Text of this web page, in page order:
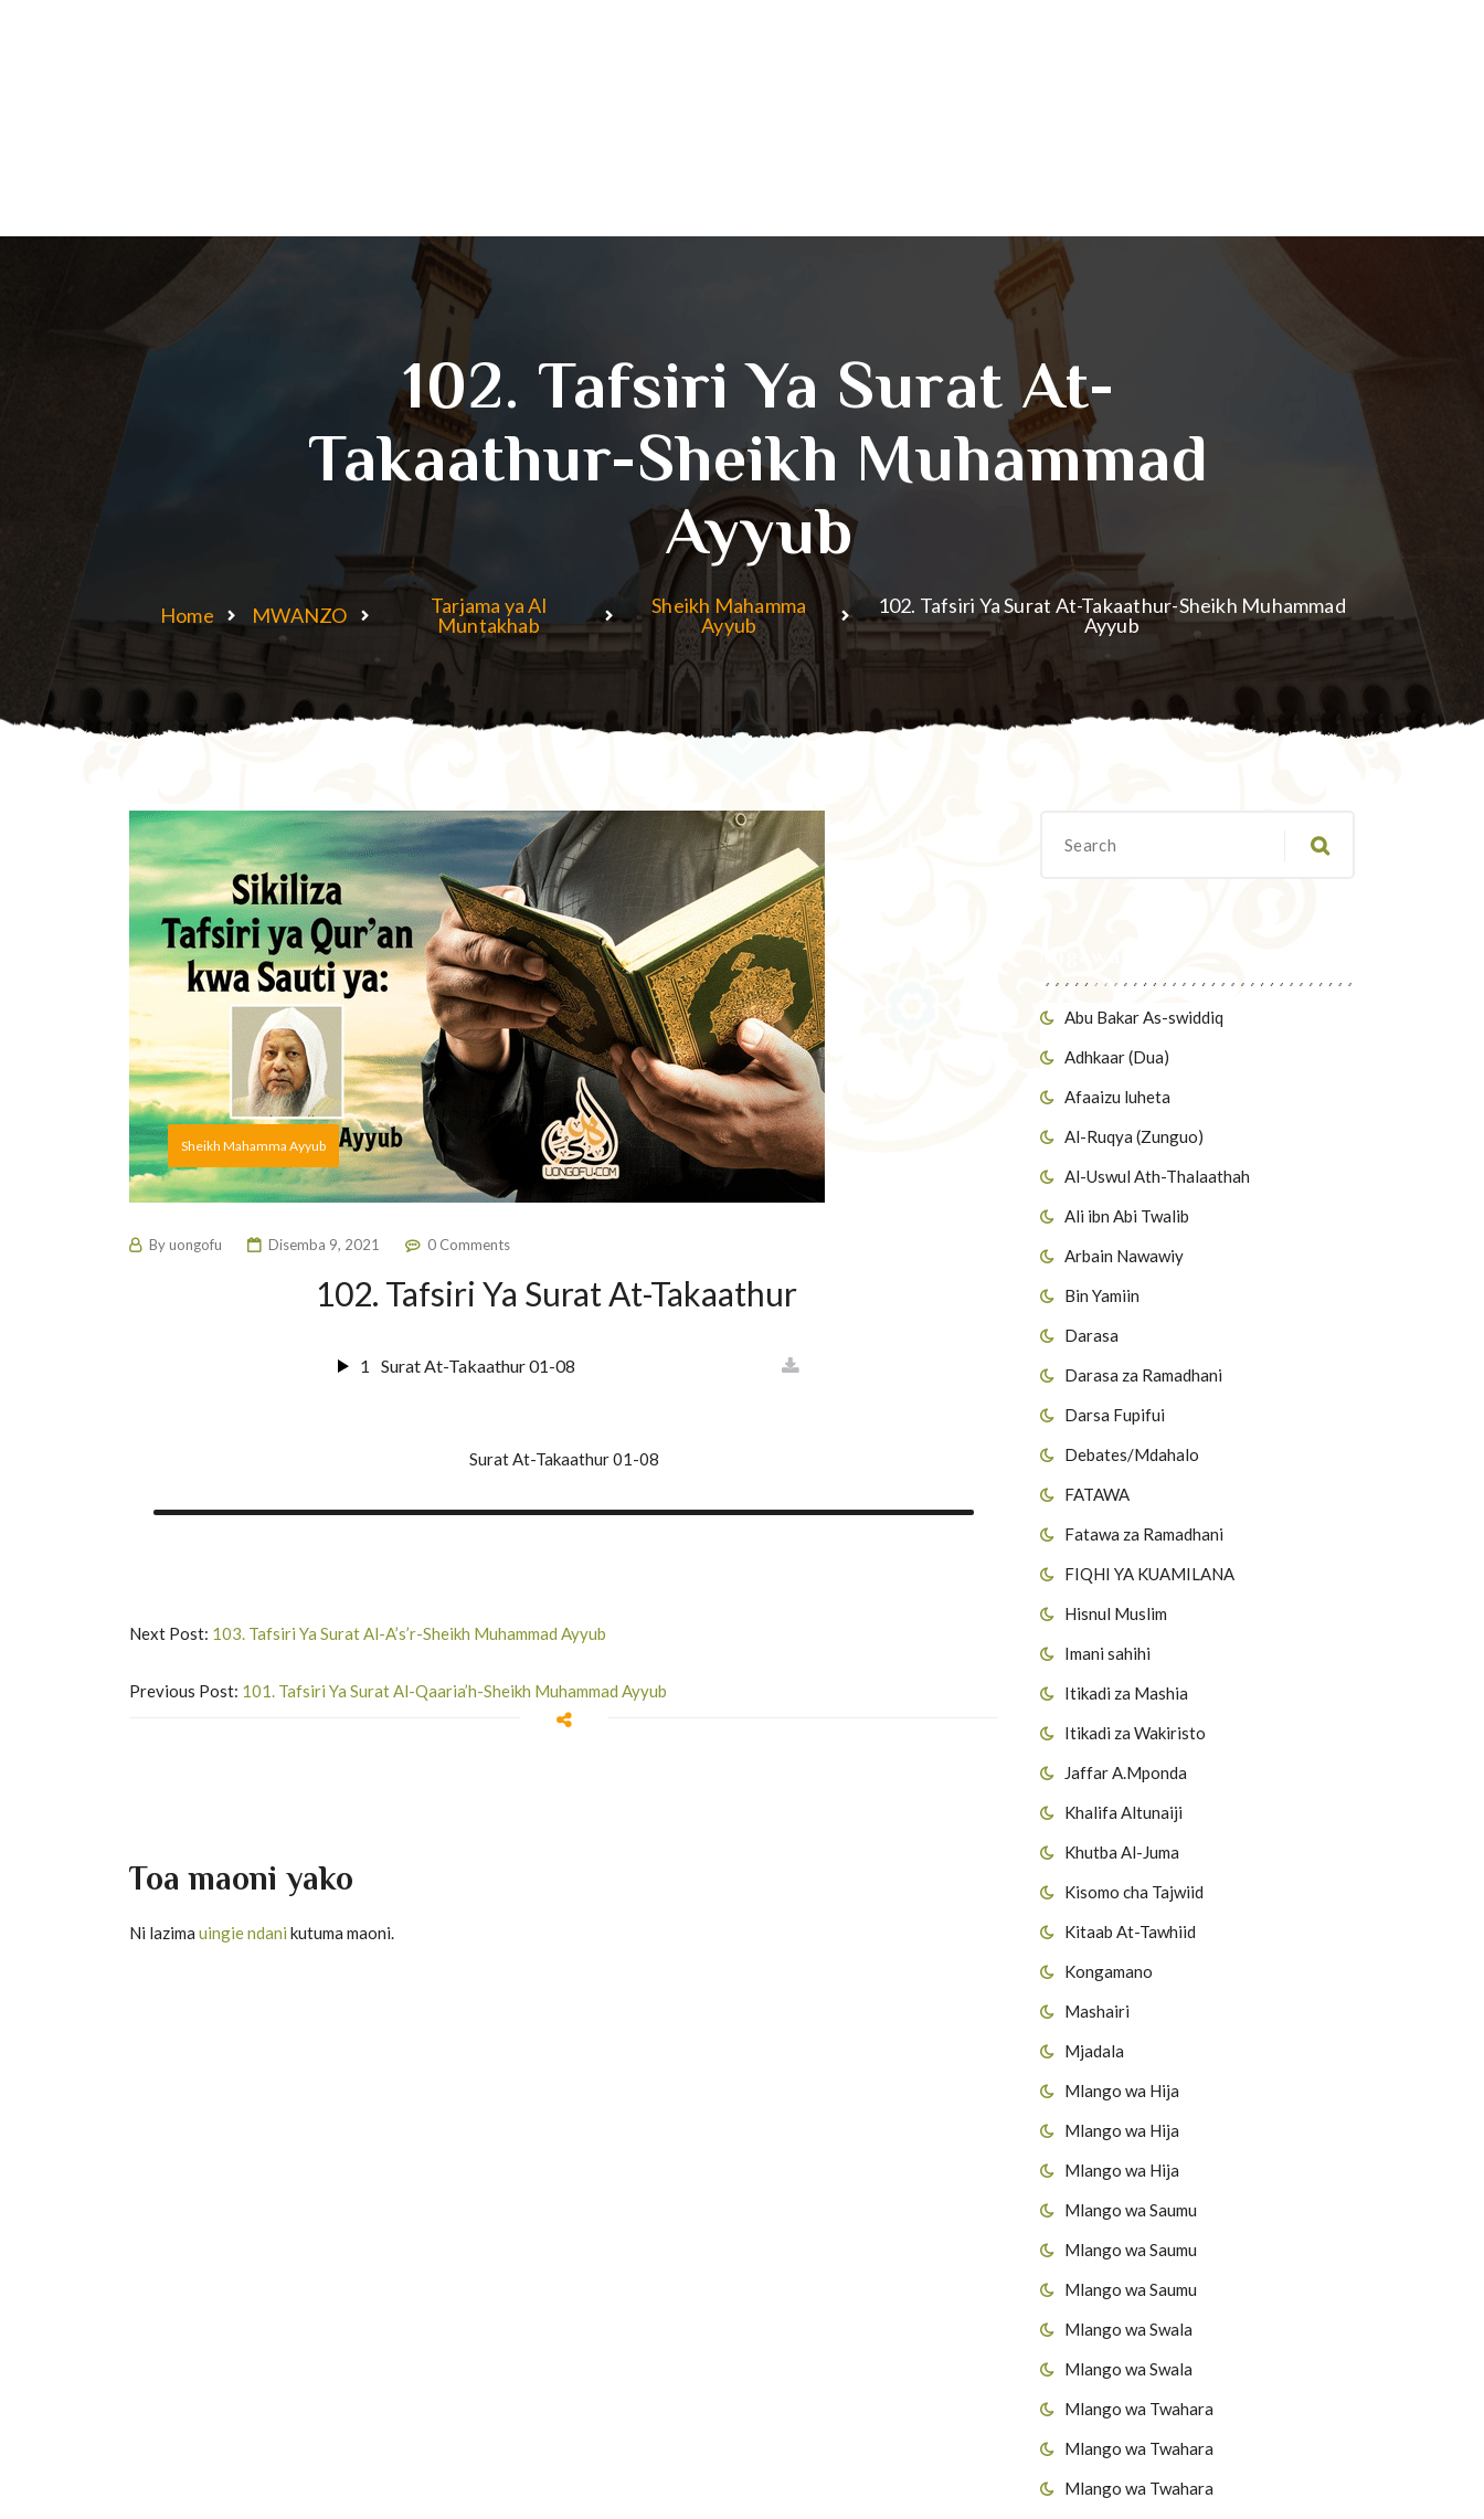
102. Tafsiri Ya Surat At-
Takaathur-Sheikh Muhammad
Ayyub
Home MWANZO
Tarjama ya Al
Muntakhab
Sheikh Mahamma
Ayyub
102. Tafsiri Ya Surat At-Takaathur-Sheikh Muhammad
Ayyub
Abu Bakar As-swiddiq
Adhkaar (Dua)
Afaaizu luheta
Al-Ruqya (Zunguo)
Al-Uswul Ath-Thalaathah
Ali ibn Abi Twalib
Arbain Nawawiy
Bin Yamiin
Darasa
Darasa za Ramadhani
Darsa Fupifui
Debates/Mdahalo
FATAWA
Fatawa za Ramadhani
FIQHI YA KUAMILANA
Hisnul Muslim
Imani sahihi
Itikadi za Mashia
Itikadi za Wakiristo
Jaffar A.Mponda
Khalifa Altunaiji
Khutba Al-Juma
Kisomo cha Tajwiid
Kitaab At-Tawhiid
Kongamano
Mashairi
Mjadala
Mlango wa Hija
Mlango wa Hija
Mlango wa Hija
Mlango wa Saumu
Mlango wa Saumu
Mlango wa Saumu
Mlango wa Swala
Mlango wa Swala
Mlango wa Twahara
Mlango wa Twahara
Mlango wa Twahara
Sheikh Mahamma Ayyub
Byuongofu Disemba 9, 2021 0 Comments
102. Tafsiri Ya Surat At-Takaathur
1 Surat At-Takaathur 01-08
Surat At-Takaathur 01-08
Next Post: 103. Tafsiri Ya Surat Al-A’s’r-Sheikh Muhammad Ayyub
Previous Post: 101. Tafsiri Ya Surat Al-Qaaria’h-Sheikh Muhammad Ayyub
Toa maoni yako
Ni lazima uingie ndani kutuma maoni.